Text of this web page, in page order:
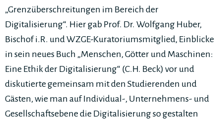
„Grenzüberschreitungen im Bereich der
Digitalisierung“. Hier gab Prof. Dr. Wolfgang Huber,
Bischof i.R. und WZGE-Kuratoriumsmitglied, Einblicke
in sein neues Buch „Menschen, Götter und Maschinen:
Eine Ethik der Digitalisierung“ (C.H. Beck) vor und
diskutierte gemeinsam mit den Studierenden und
Gästen, wie man auf Individual-, Unternehmens- und
Gesellschaftsebene die Digitalisierung so gestalten